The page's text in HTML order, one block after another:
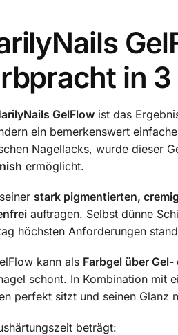
in
GelFlowist das
ein bemerkenswert
Nagellacks, wurde dieser
ermöglicht.
stark pigmentierten,
auftragen. Selbst dünne
höchsten Anforderungen
kann als Farbgel über
schont. In Kombination mit
perfekt sitzt und seinen Glanz
beträgt: